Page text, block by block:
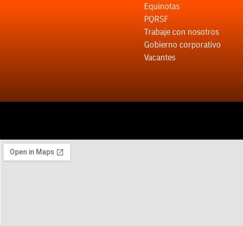
Equinotas
PQRSF
Trabaje con nosotros
Gobierno corporativo
Vacantes